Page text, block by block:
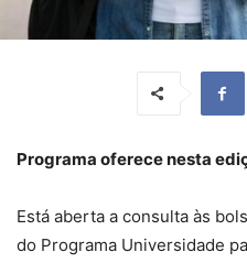
Programa oferece nesta
Está aberta a consulta às
do Programa Universidade